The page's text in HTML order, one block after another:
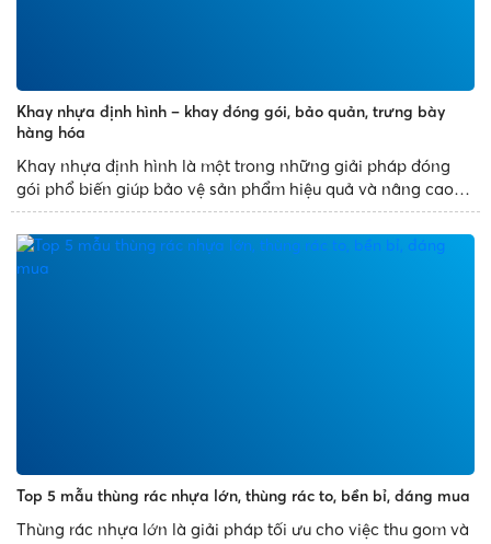
Khay nhựa định hình – khay đóng gói, bảo quản, trưng bày
hàng hóa
Khay nhựa định hình là một trong những giải pháp đóng
gói phổ biến giúp bảo vệ sản phẩm hiệu quả và nâng cao
tính thẩm mỹ. Với thiết kế đa dạng, sản xuất theo khuôn
mẫu có sẵn, khay nhựa định hình mang đến những sản
phẩm đẹp...
Top 5 mẫu thùng rác nhựa lớn, thùng rác to, bền bỉ, đáng mua
Thùng rác nhựa lớn là giải pháp tối ưu cho việc thu gom và